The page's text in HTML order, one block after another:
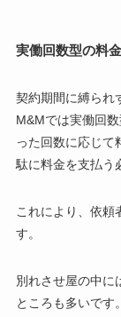
実働回数型の料
契約期間に縛られ
M&Mでは実働回
った回数に応じて
駄に料金を支払う
これにより、依頼
す。
別れさせ屋の中に
ところも多いです